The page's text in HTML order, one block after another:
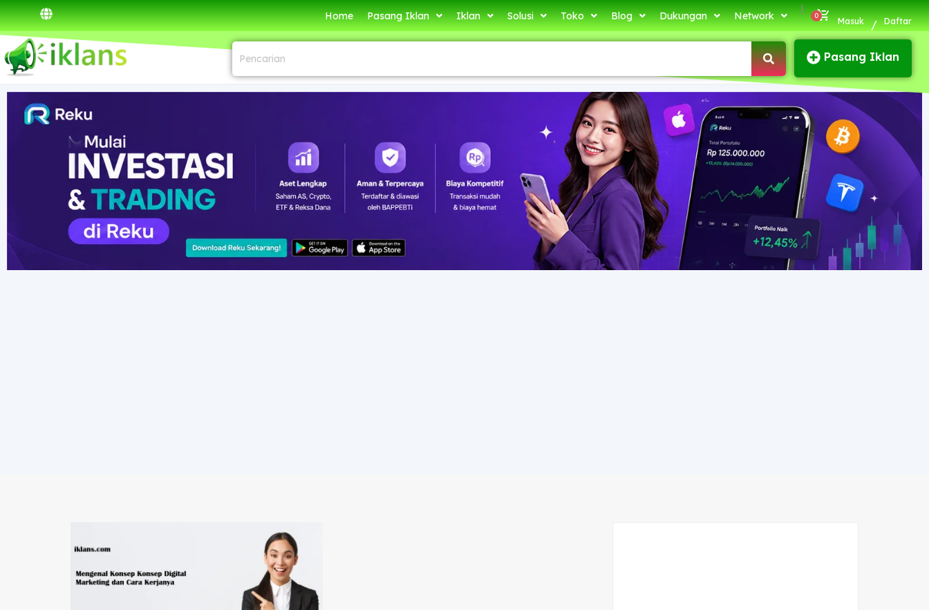
Home Pasang Iklan Iklan Solusi Toko Blog Dukungan Network
|
Masuk / Daftar
Pasang Iklan